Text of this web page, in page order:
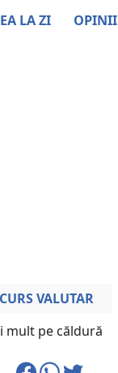
LA ZI OPINII
CURS VALUTAR
mult pe căldură